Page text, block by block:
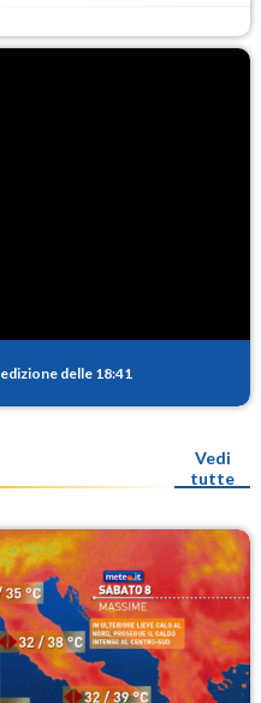
edizione delle 18:41
Vedi
tutte